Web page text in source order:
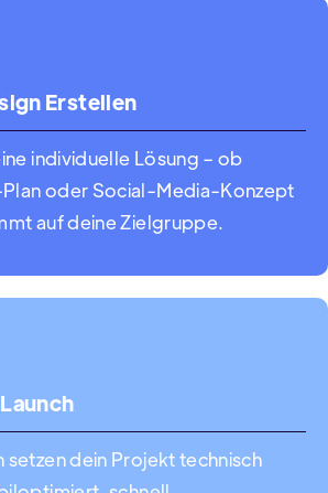
Erstellen
individuelle Lösung – ob
oder Social-Media-Konzept
auf deine Zielgruppe.
setzen dein Projekt technisch